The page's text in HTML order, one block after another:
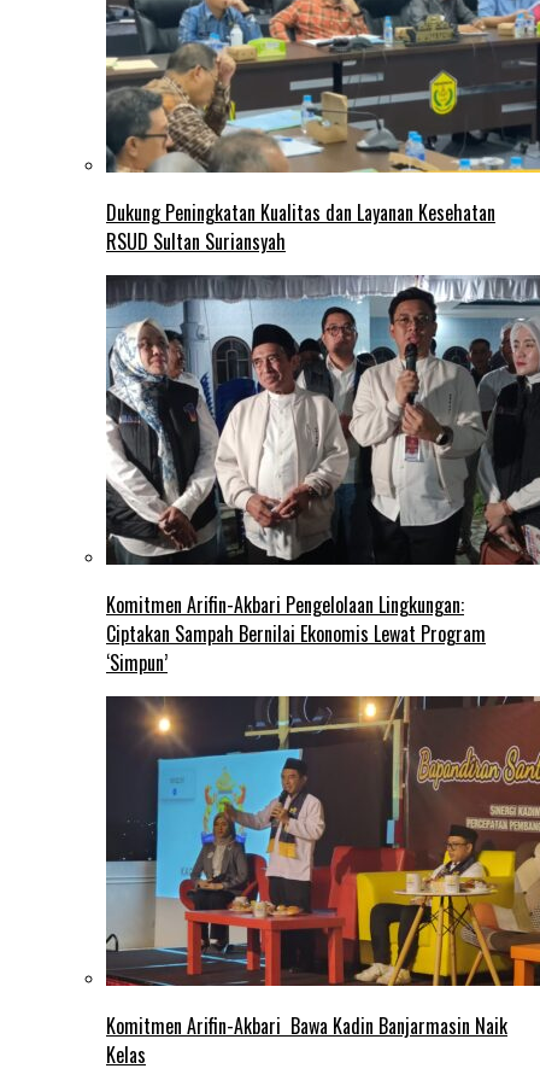
Dukung Peningkatan Kualitas dan Layanan Kesehatan
RSUD Sultan Suriansyah
Komitmen Arifin-Akbari Pengelolaan Lingkungan:
Ciptakan Sampah Bernilai Ekonomis Lewat Program
‘Simpun’
Komitmen Arifin-Akbari Bawa Kadin Banjarmasin Naik
Kelas